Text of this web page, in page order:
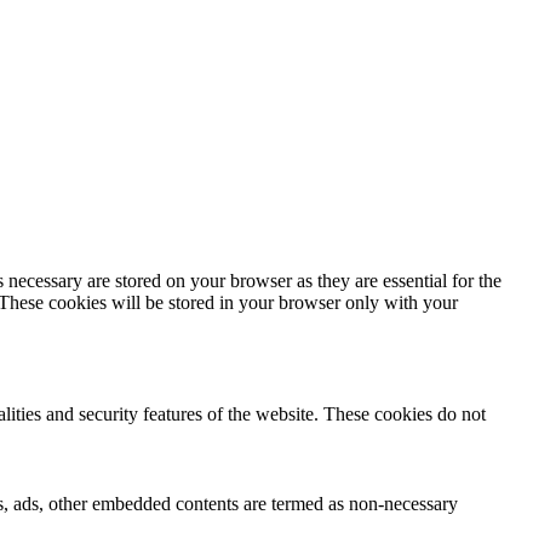
are stored on your browser as they are essential for the
cookies will be stored in your browser only with your
and security features of the website. These cookies do not
other embedded contents are termed as non-necessary